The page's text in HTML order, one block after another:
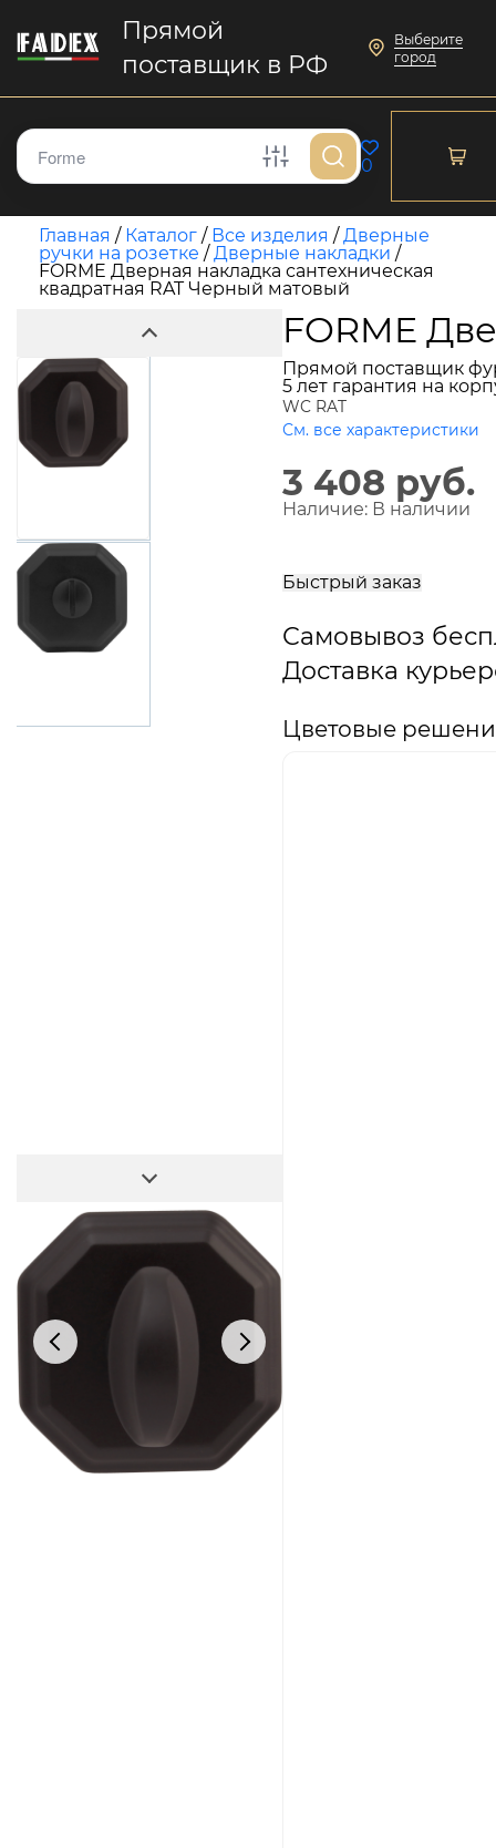
Прямой
поставщик в РФ
Выберите
город
0
Главная / Каталог / Все изделия /Дверные
ручки на розетке /Дверные накладки /
FORME Дверная накладка сантехническая
квадратная RAT Черный матовый
FORME
Прямой поставщик
5 лет гарантия на
WC RAT
См. все характеристики
3 408 руб.
Наличие: В наличии
Быстрый заказ
Самовывоз
Доставка
Цветовые